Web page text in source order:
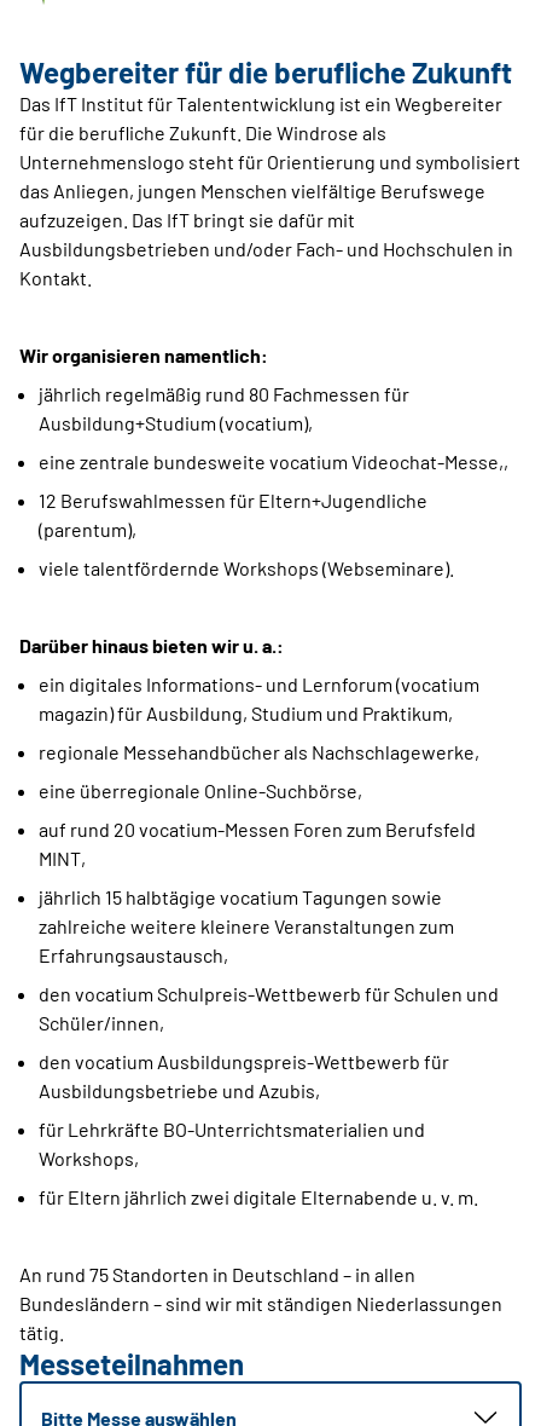
Wegbereiter für die berufliche Zukunft
Das IfT Institut für Talententwicklung ist ein Wegbereiter
für die berufliche Zukunft. Die Windrose als
Unternehmenslogo steht für Orientierung und symbolisiert
das Anliegen, jungen Menschen vielfältige Berufswege
aufzuzeigen. Das IfT bringt sie dafür mit
Ausbildungsbetrieben und/oder Fach- und Hochschulen in
Kontakt.
Wir organisieren namentlich:
jährlich regelmäßig rund 80 Fachmessen für
Ausbildung+Studium (vocatium),
eine zentrale bundesweite vocatium Videochat-Messe,,
12 Berufswahlmessen für Eltern+Jugendliche
(parentum),
viele talentfördernde Workshops (Webseminare).
Darüber hinaus bieten wir u. a.:
ein digitales Informations- und Lernforum (vocatium
magazin) für Ausbildung, Studium und Praktikum,
regionale Messehandbücher als Nachschlagewerke,
eine überregionale Online-Suchbörse,
auf rund 20 vocatium-Messen Foren zum Berufsfeld
MINT,
jährlich 15 halbtägige vocatium Tagungen sowie
zahlreiche weitere kleinere Veranstaltungen zum
Erfahrungsaustausch,
den vocatium Schulpreis-Wettbewerb für Schulen und
Schüler/innen,
den vocatium Ausbildungspreis-Wettbewerb für
Ausbildungsbetriebe und Azubis,
für Lehrkräfte BO-Unterrichtsmaterialien und
Workshops,
für Eltern jährlich zwei digitale Elternabende u. v. m.
An rund 75 Standorten in Deutschland – in allen
Bundesländern – sind wir mit ständigen Niederlassungen
tätig.
Messeteilnahmen
Bitte Messe auswählen